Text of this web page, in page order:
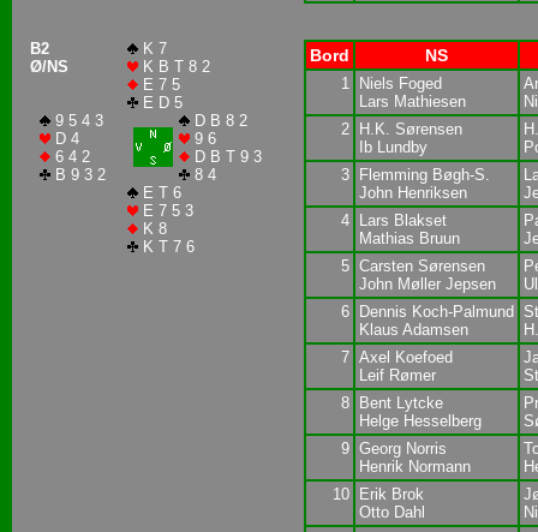
B2
Ø/NS
K 7
K B T 8 2
E 7 5
E D 5
9 5 4 3
D 4
6 4 2
B 9 3 2
D B 8 2
9 6
D B T 9 3
8 4
E T 6
E 7 5 3
K 8
K T 7 6
Bord NS
1
Niels Foged
Lars Mathiesen
2
H.K. Sørensen
Ib Lundby
3
Flemming Bøgh-S.
John Henriksen
4
Lars Blakset
Mathias Bruun
5 Carsten Sørensen
John Møller Jepsen
6
Dennis Koch-Palmund
Klaus Adamsen
7 Axel Koefoed
Leif Rømer
8
Bent Lytcke
Helge Hesselberg
9 Georg Norris
Henrik Normann
10
Erik Brok
Otto Dahl